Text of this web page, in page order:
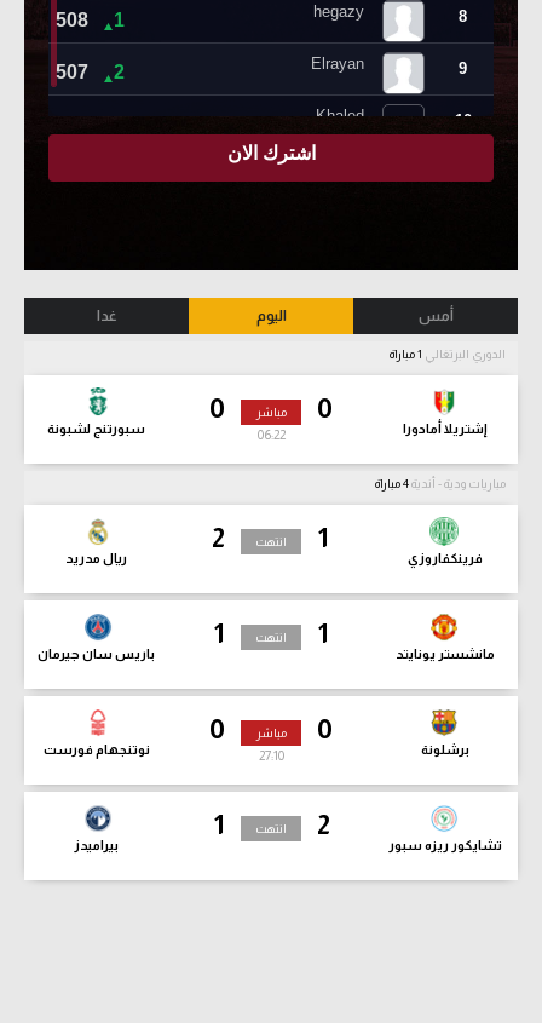
أمس اليوم غدا
الدوري البرتغالي
0
إشتريلا أمادورا
0
سبورتنج لشبونة
مباشر
06:23
مباريات ودية - أندية
1
فرينكفاروزي
2
ريال مدريد
انتهت
1
مانشستر يونايتد
1
باريس سان جيرمان
انتهت
0
برشلونة
0
نوتنجهام فورست
مباشر
27:11
2
تشايكور ريزه سبور
1
بيراميدز
انتهت